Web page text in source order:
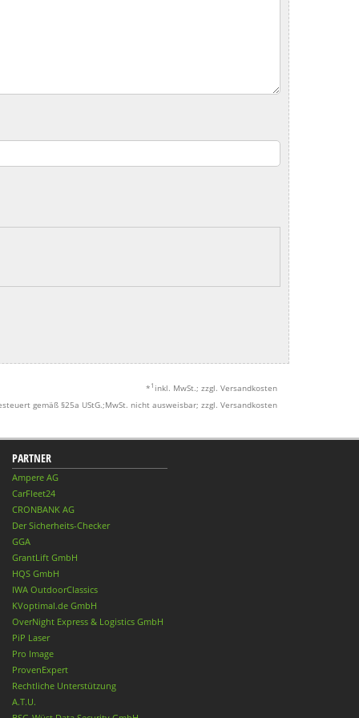
* 1 inkl. MwSt.; zzgl. Versandkosten
gemäß §25a UStG.;MwSt. nicht ausweisbar; zzgl. Versandkosten
PARTNER
Ampere AG
CarFleet24
CRONBANK AG
Der Sicherheits-Checker
GGA
GrantLift GmbH
HQS GmbH
IWA OutdoorClassics
KVoptimal.de GmbH
OverNight Express & Logistics GmbH
PiP Laser
Pro Image
ProvenExpert
Rechtliche Unterstützung
A.T.U.